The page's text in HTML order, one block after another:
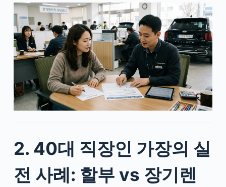
2. 40대 직장인 가장의 실
전 사례: 할부 vs 장기렌